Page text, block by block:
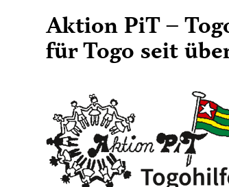
Aktion PiT –
für Togo seit